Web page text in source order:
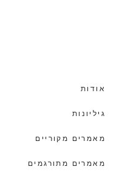
אודות
גיליונות
מאמרים מקוריים
מאמרים מתורגמים